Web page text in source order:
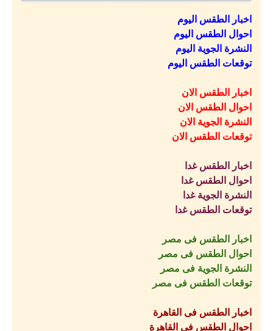
اخبار الطقس اليوم
احوال الطقس اليوم
النشرة الجوية اليوم
توقعات الطقس اليوم
اخبار الطقس الان
احوال الطقس الان
النشرة الجوية الان
توقعات الطقس الان
اخبار الطقس غدا
احوال الطقس غدا
النشرة الجوية غدا
توقعات الطقس غدا
اخبار الطقس فى مصر
احوال الطقس فى مصر
النشرة الجوية فى مصر
توقعات الطقس فى مصر
اخبار الطقس فى القاهرة
احوال الطقس فى القاهرة